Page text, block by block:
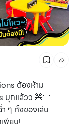
ต้องห้าม
บุกแล้วว 🧸💛
ๆ ทั้งของเล่น
พียบ!